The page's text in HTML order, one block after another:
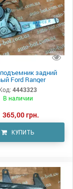
задний
Ford Ranger
4443323
В наличии
365,00 грн.
КУПИТЬ